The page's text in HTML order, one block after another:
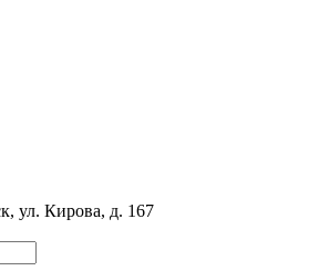
, ул. Кирова, д. 167